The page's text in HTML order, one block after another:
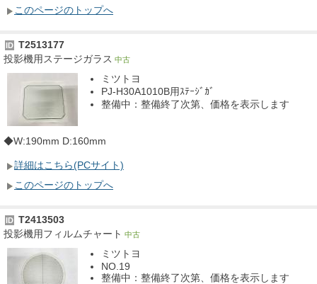
このページのトップへ
ID T2513177
投影機用ステージガラス 中古
ミツトヨ
PJ-H30A1010B用ｽﾃｰｼﾞｶﾞ
整備中：整備終了次第、価格を表示します
◆W:190mm D:160mm
詳細はこちら(PCサイト)
このページのトップへ
ID T2413503
投影機用フィルムチャート 中古
ミツトヨ
NO.19
整備中：整備終了次第、価格を表示します